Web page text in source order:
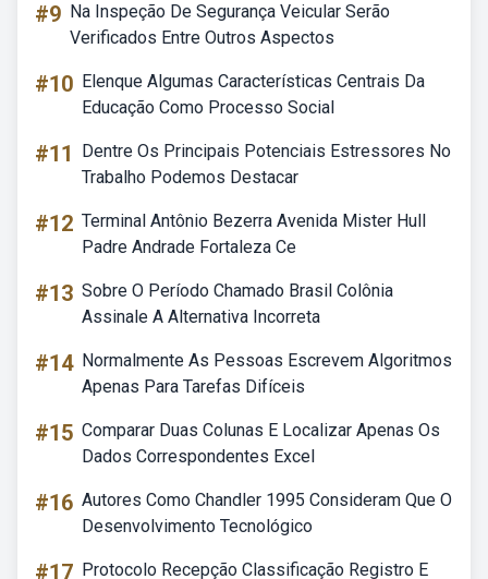
#9 Na Inspeção De Segurança Veicular Serão
Verificados Entre Outros Aspectos
#10 Elenque Algumas Características Centrais Da
Educação Como Processo Social
#11
Dentre Os Principais Potenciais Estressores No
Trabalho Podemos Destacar
#12 Terminal Antônio Bezerra Avenida Mister Hull
Padre Andrade Fortaleza Ce
#13 Sobre O Período Chamado Brasil Colônia
Assinale A Alternativa Incorreta
#14 Normalmente As Pessoas Escrevem Algoritmos
Apenas Para Tarefas Difíceis
#15 Comparar Duas Colunas E Localizar Apenas Os
Dados Correspondentes Excel
#16 Autores Como Chandler 1995 Consideram Que O
Desenvolvimento Tecnológico
#17 Protocolo Recepção Classificação Registro E